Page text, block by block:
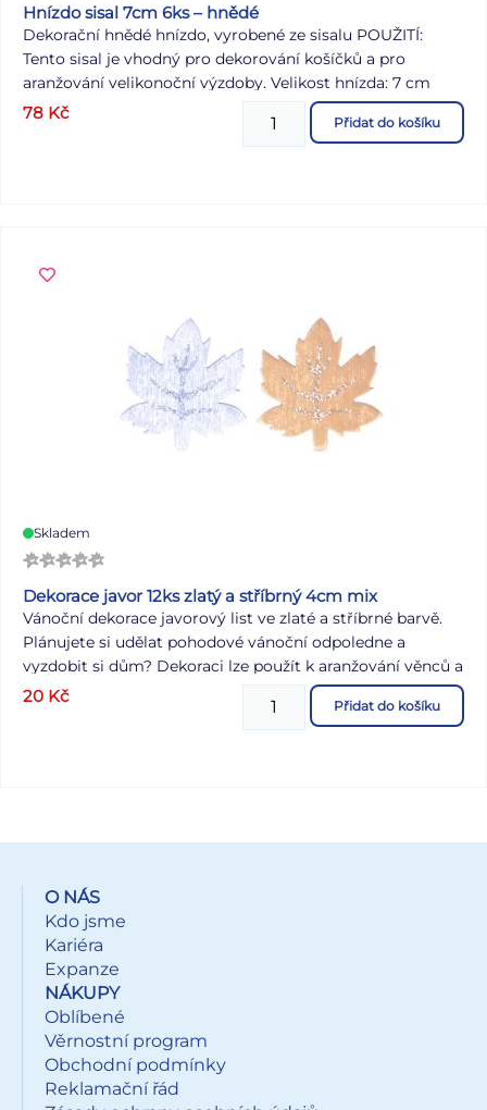
Hnízdo sisal 7cm 6ks – hnědé
Dekorační hnědé hnízdo, vyrobené ze sisalu POUŽITÍ:
Tento sisal je vhodný pro dekorování košíčků a pro
aranžování velikonoční výzdoby. Velikost hnízda: 7 cm
Počet ks v balení: 6 ks Uvedená cena je za 1 balení po 6 ks.
78 Kč Přidat do košíku
Skladem
Dekorace javor 12ks zlatý a stříbrný 4cm mix
Vánoční dekorace javorový list ve zlaté a stříbrné barvě.
Plánujete si udělat pohodové vánoční odpoledne a
vyzdobit si dům? Dekoraci lze použít k aranžování věnců a
různých doplňků do interiéru. Tahle krásná vánoční
dekorace tak naladí vánoční atmosféru. Vyrobeno z
20 Kč Přidat do košíku
O NÁS
Kdo jsme
Kariéra
Expanze
NÁKUPY
Oblíbené
Věrnostní program
Obchodní podmínky
Reklamační řád